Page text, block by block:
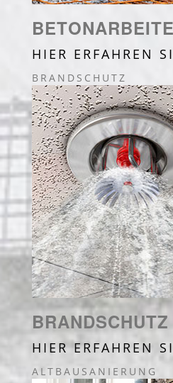
HIER ERFAHREN
BRANDSCHUTZ
BRANDSCHUTZ
HIER ERFAHREN
ALTBAUSANIERUNG